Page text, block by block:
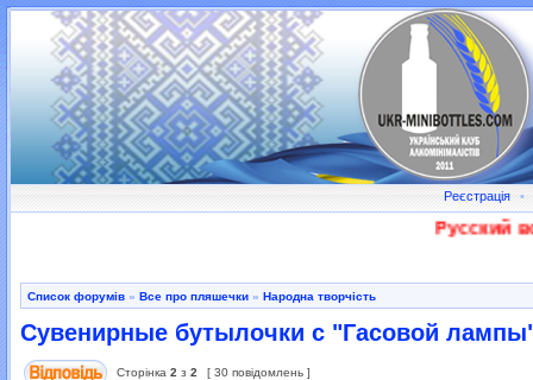
Реєстрація •
Русский
Список форумів » Все про пляшечки » Народна творчість
Сувенирные бутылочки с "Гасовой
Сторінка 2 з 2
[ 30 повідомлень ]